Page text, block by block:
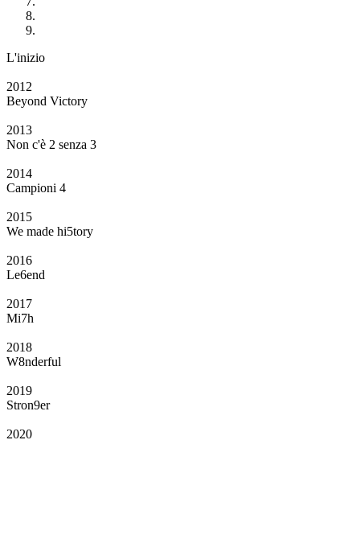
L'inizio
2012
Beyond Victory
2013
Non c'è 2 senza 3
2014
Campioni 4
2015
We made hi5tory
2016
Le6end
2017
Mi7h
2018
W8nderful
2019
Stron9er
2020